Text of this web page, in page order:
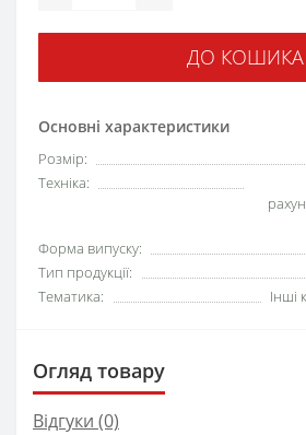
Основні характеристики
Розмір:
Техніка:
Форма випуску:
Тип продукції:
Тематика:
Інші
ДО КОШИКА
Огляд товару
Відгуки (0)